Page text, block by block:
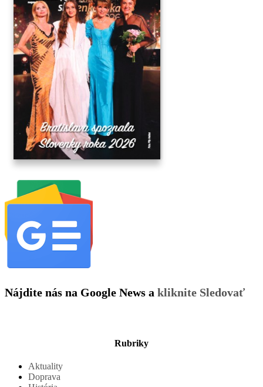
Nájdite nás na Google News a kliknite Sledovať
Rubriky
Aktuality
Doprava